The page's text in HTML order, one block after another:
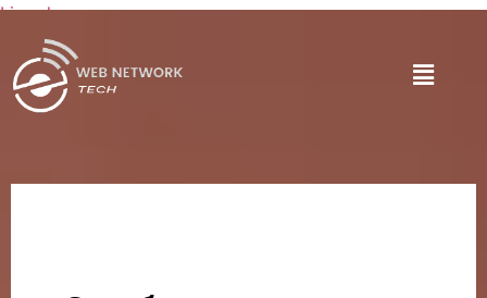
Lire plus